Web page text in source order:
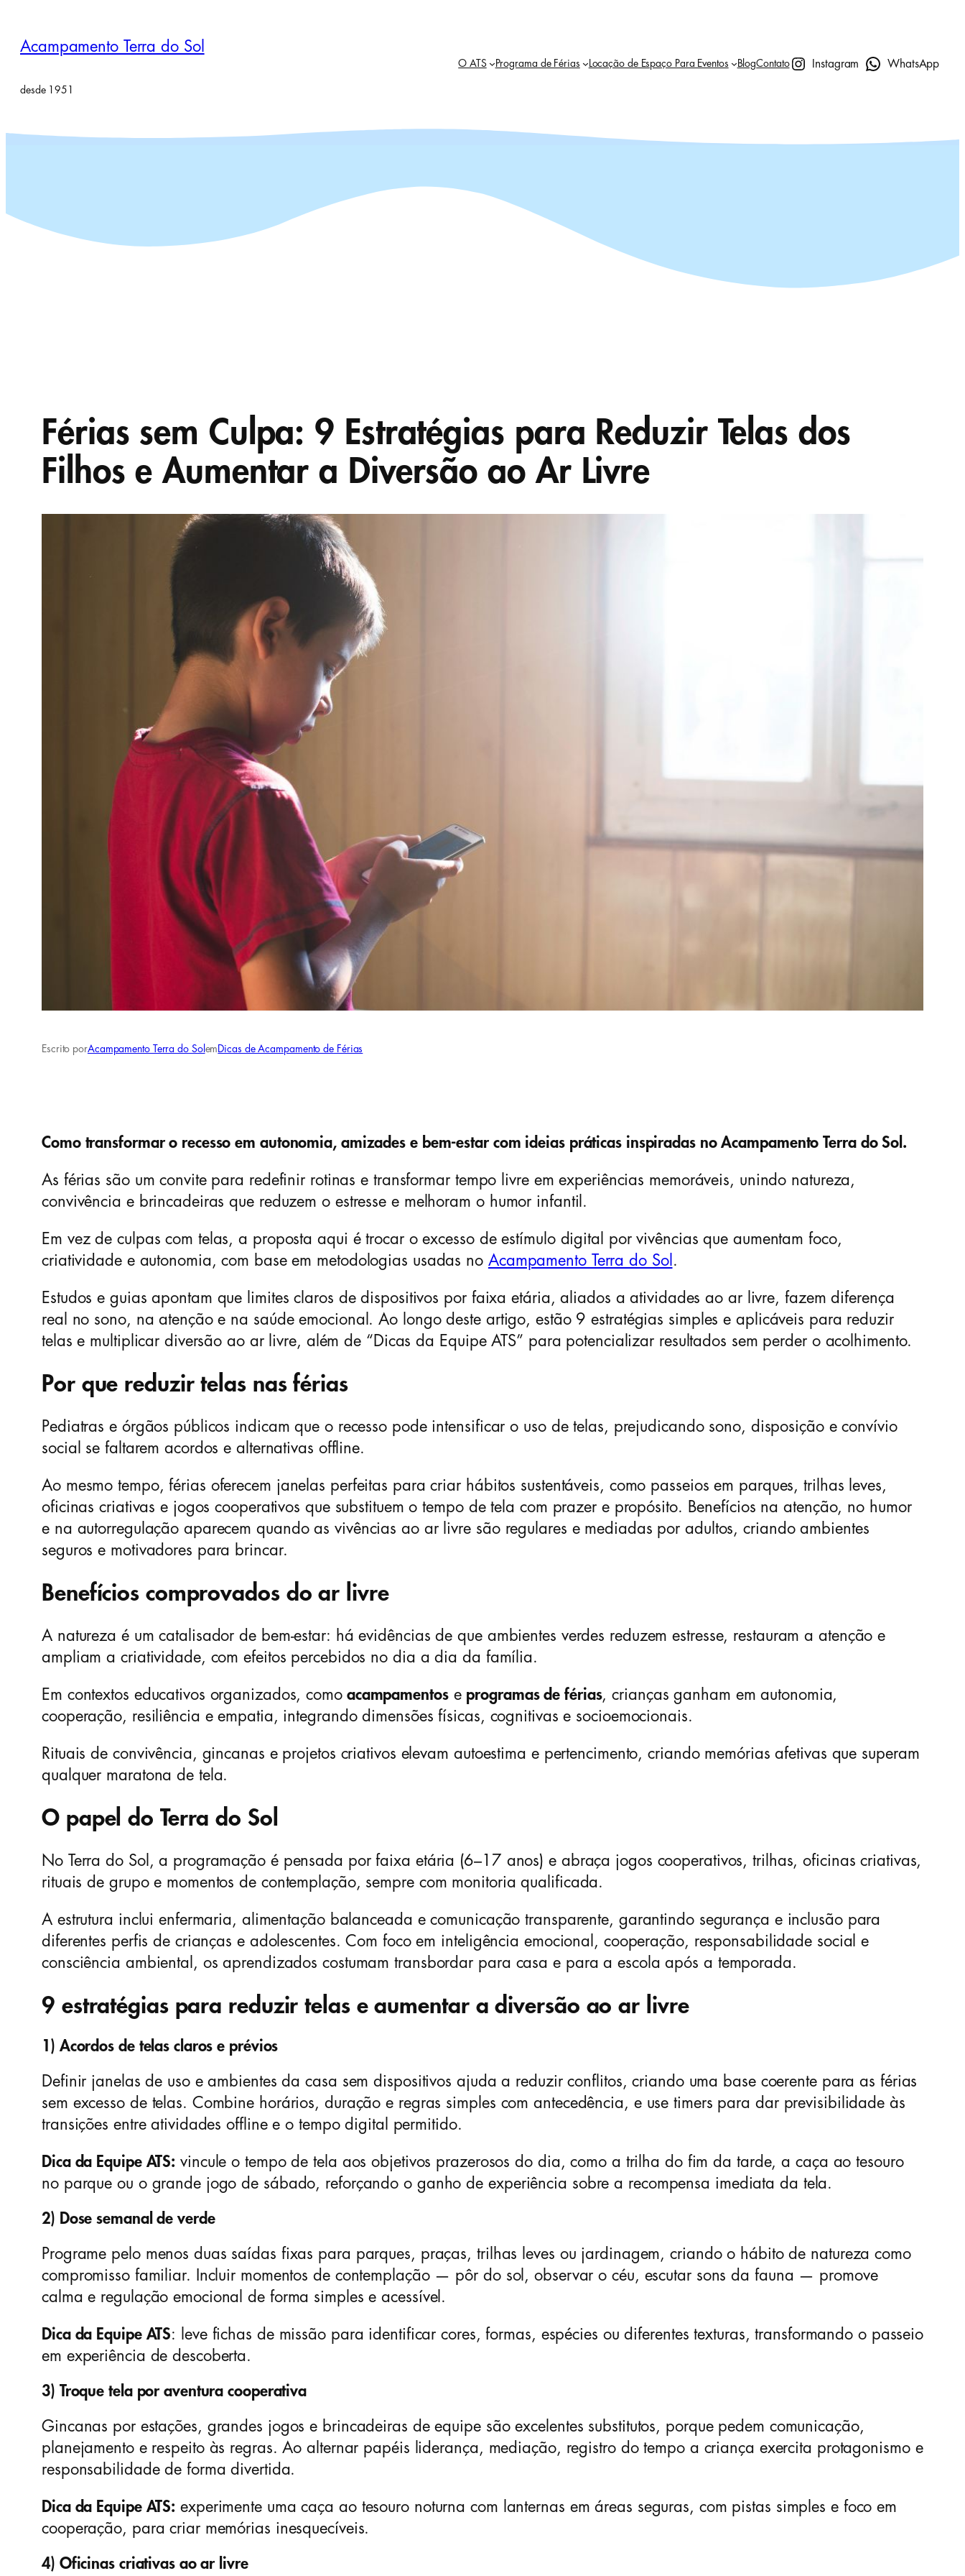
para
Acampamento Terra do Sol
desde 1951
O ATS Programa de Férias Locação de Espaço Para Eventos BlogContato Instagram WhatsApp
Férias sem Culpa: 9 Estratégias para Reduzir Telas dos
Filhos e Aumentar a Diversão ao Ar Livre
Escrito porAcampamento Terra do Sol em Dicas de Acampamento de Férias
Como transformar o recesso em autonomia, amizades e bem-estar com ideias práticas inspiradas no Acampamento Terra do Sol.
As férias são um convite para redefinir rotinas e transformar tempo livre em experiências memoráveis, unindo natureza,
convivência e brincadeiras que reduzem o estresse e melhoram o humor infantil.
Em vez de culpas com telas, a proposta aqui é trocar o excesso de estímulo digital por vivências que aumentam foco,
criatividade e autonomia, com base em metodologias usadas no Acampamento Terra do Sol .
Estudos e guias apontam que limites claros de dispositivos por faixa etária, aliados a atividades ao ar livre, fazem diferença
real no sono, na atenção e na saúde emocional. Ao longo deste artigo, estão 9 estratégias simples e aplicáveis para reduzir
telas e multiplicar diversão ao ar livre, além de “Dicas da Equipe ATS” para potencializar resultados sem perder o acolhimento.
Por que reduzir telas nas férias
Pediatras e órgãos públicos indicam que o recesso pode intensificar o uso de telas, prejudicando sono, disposição e convívio
social se faltarem acordos e alternativas offline.
Ao mesmo tempo, férias oferecem janelas perfeitas para criar hábitos sustentáveis, como passeios em parques, trilhas leves,
oficinas criativas e jogos cooperativos que substituem o tempo de tela com prazer e propósito. Benefícios na atenção, no humor
e na autorregulação aparecem quando as vivências ao ar livre são regulares e mediadas por adultos, criando ambientes
seguros e motivadores para brincar.
Benefícios comprovados do ar livre
A natureza é um catalisador de bem-estar: há evidências de que ambientes verdes reduzem estresse, restauram a atenção e
ampliam a criatividade, com efeitos percebidos no dia a dia da família.
Em contextos educativos organizados, comoacampamentose programas de férias, crianças ganham em autonomia,
cooperação, resiliência e empatia, integrando dimensões físicas, cognitivas e socioemocionais.
Rituais de convivência, gincanas e projetos criativos elevam autoestima e pertencimento, criando memórias afetivas que superam
qualquer maratona de tela.
O papel do Terra do Sol
No Terra do Sol, a programação é pensada por faixa etária (6–17 anos) e abraça jogos cooperativos, trilhas, oficinas criativas,
rituais de grupo e momentos de contemplação, sempre com monitoria qualificada.
A estrutura inclui enfermaria, alimentação balanceada e comunicação transparente, garantindo segurança e inclusão para
diferentes perfis de crianças e adolescentes. Com foco em inteligência emocional, cooperação, responsabilidade social e
consciência ambiental, os aprendizados costumam transbordar para casa e para a escola após a temporada.
9 estratégias para reduzir telas e aumentar a diversão ao ar livre
1) Acordos de telas claros e prévios
Definir janelas de uso e ambientes da casa sem dispositivos ajuda a reduzir conflitos, criando uma base coerente para as férias
sem excesso de telas. Combine horários, duração e regras simples com antecedência, e use timers para dar previsibilidade às
transições entre atividades offline e o tempo digital permitido.
Dica da Equipe ATS: vincule o tempo de tela aos objetivos prazerosos do dia, como a trilha do fim da tarde, a caça ao tesouro
no parque ou o grande jogo de sábado, reforçando o ganho de experiência sobre a recompensa imediata da tela.
2) Dose semanal de verde
Programe pelo menos duas saídas fixas para parques, praças, trilhas leves ou jardinagem, criando o hábito de natureza como
compromisso familiar. Incluir momentos de contemplação — pôr do sol, observar o céu, escutar sons da fauna — promove
calma e regulação emocional de forma simples e acessível.
Dica da Equipe ATS: leve fichas de missão para identificar cores, formas, espécies ou diferentes texturas, transformando o passeio
em experiência de descoberta.
3) Troque tela por aventura cooperativa
Gincanas por estações, grandes jogos e brincadeiras de equipe são excelentes substitutos, porque pedem comunicação,
planejamento e respeito às regras. Ao alternar papéis liderança, mediação, registro do tempo a criança exercita protagonismo e
responsabilidade de forma divertida.
Dica da Equipe ATS: experimente uma caça ao tesouro noturna com lanternas em áreas seguras, com pistas simples e foco em
cooperação, para criar memórias inesquecíveis.
4) Oficinas criativas ao ar livre